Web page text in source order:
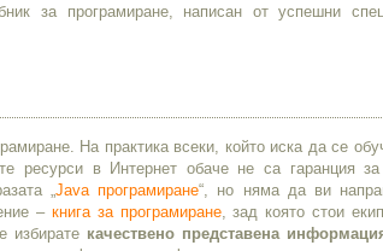
за програмиране, написан от успешни
На практика всеки, който иска да се
ресурси в Интернет обаче не са гаранция
„ Java програмиране“, но няма да ви
– книга за програмиране, зад която стои
избирате качествено представена